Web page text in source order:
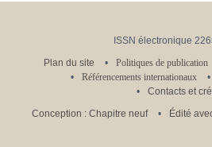
ISSN électronique
Plan du site
Politiques de publication
Référencements internationaux
Contacts et
Conception : Chapitre neuf
Édité